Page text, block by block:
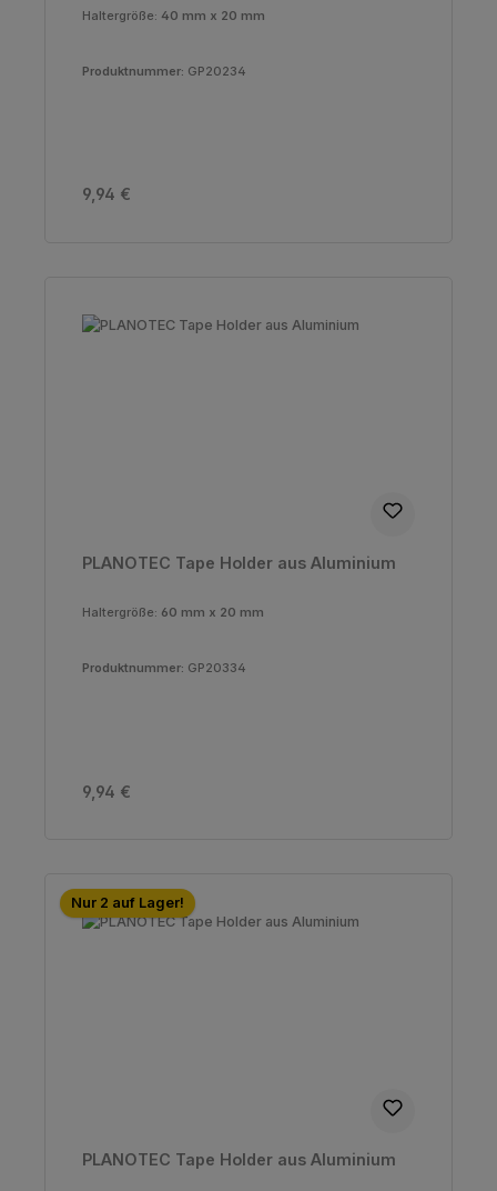
Haltergröße: 40 mm x 20 mm
Produktnummer: GP20234
Regulärer Preis:
9,94 €
PLANOTEC Tape Holder aus Aluminium
Haltergröße: 60 mm x 20 mm
Produktnummer: GP20334
Regulärer Preis:
9,94 €
Nur 2 auf Lager!
PLANOTEC Tape Holder aus Aluminium